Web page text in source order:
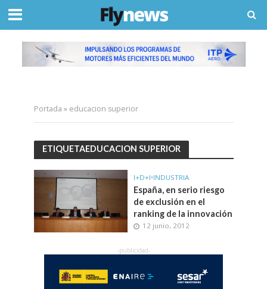
Portada » educacion superior
ETIQUETAEDUCACION SUPERIOR
I+D+I•INDUSTRIA
España, en serio riesgo
de exclusión en el
ranking de la innovación
12 junio, 2012